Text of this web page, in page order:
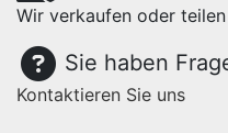
Wir verkaufen oder
Sie haben
Kontaktieren Sie uns